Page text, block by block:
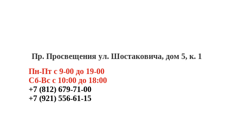
Пр. Просвещения ул. Шостаковича, дом 5, к. 1
Пн-Пт с 9-00 до 19-00
Сб-Вс с 10:00 до 18:00
+7 (812) 679-71-00
+7 (921) 556-61-15